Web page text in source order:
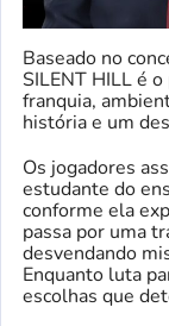
Baseado no
SILENT HILL é
franquia,
história e um
Os jogadores
estudante do
conforme ela
passa por uma
desvendando
Enquanto luta
escolhas que